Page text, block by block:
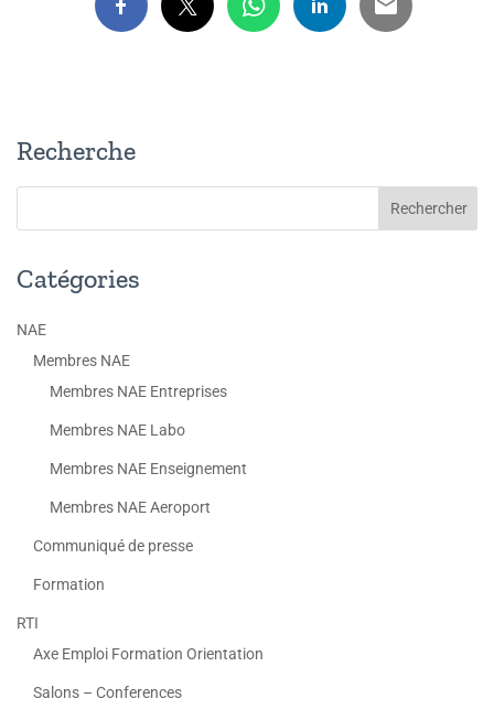
Recherche
Catégories
NAE
Membres NAE
Membres NAE Entreprises
Membres NAE Labo
Membres NAE Enseignement
Membres NAE Aeroport
Communiqué de presse
Formation
RTI
Axe Emploi Formation Orientation
Salons – Conferences